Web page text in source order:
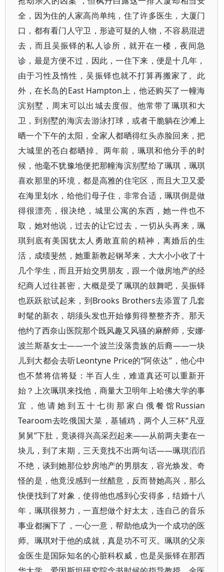
全，因为住的人家高尚单纯，住了许多医生，大厦门
口，都有看门人守卫，形迹可疑的人物，不容易混进
去，而且吴振铎的私人诊所，就开在一楼，夜间急
诊，最是方便不过，因此，一住下来，便是十几年，
由于习性及惰性，吴振铎也就不打算再搬家了。此
外，在长岛的East Hampton上，他还购买了一幢海
滨别墅，周末可以出城去度假。他常带了珮琪和大
卫，到别墅的海滨去游泳打球，或者干脆躺在沙滩上
晒一个下午的太阳，全家人都晒得红头赤脸回来，把
大城里的苍白都晒掉。两年前，珮琪和他分手的时
候，他毫不犹豫地便把那幢海滨别墅给了珮琪，珮琪
喜欢那里的环境，都是高雅的住宅区，而且大卫又爱
在海里划水，给他们母子住，非常合适，珮琪倒是做
得很漂亮，很决绝，城里公寓的东西，她一件也不
取，她对他说，过去的让它过去，一切从头再来，珮
琪到底有美国犹太人勇敢直前的精神，离婚后的生
活，成绩斐然，她重新教起钢琴来，大大小小收了十
几个学生，而且开始交男朋友，跟一个做房地产的经
纪商人过往甚密，大概是受了珮琪的鼓舞吧，吴振铎
也跃跃欲试起来，到Brooks Brothers去添置了几套
时髦的新衣，胡须头发也开始修剪得整整齐齐。那天
他约了西奈山医院那个既风趣又风骚的麻醉师，安娜·
波兰斯基女士——一个波兰没落贵族的后裔——一块
儿到大都会去听Leontyne Price的“阿依达”，他心中
也不禁将信将疑：半百人生，难道真还可以重新开
始？上次珮琪来找他，商量大卫明年上哈佛大学的事
宜，他请她到五十七街那家白俄餐馆Russian
Tearoom去吃俄国大菜，基辅鸡，两个人三杯“凡亚
舅舅”下肚，竟谈得兴高采烈起来——从前两夫妻在一
块儿，到了末期，三天竟找不出两句话——珮琪滔滔
不绝，谈到她那位炒房地产的男朋友，容光焕发。奇
怪的是，他竟没感到一丝醋意，反而替她高兴，那么
快便找到了对象，使得他也感到心安得多，结婚十八
年，珮琪很努力，一直想做个好太太，连自己的音乐
事业都搁下了，一心一意，帮助他成为一个成功的医
师。珮琪对于他的成就，真是功不可灭。珮琪的父亲
金医生是国际知名的心脏科权威，也是吴振铎在那西